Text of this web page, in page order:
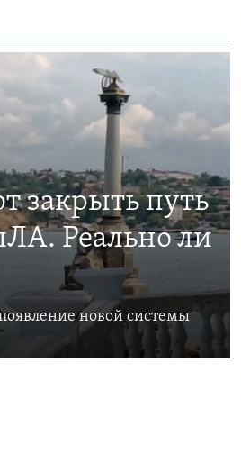
закрыть путь
Реально ли
новой системы